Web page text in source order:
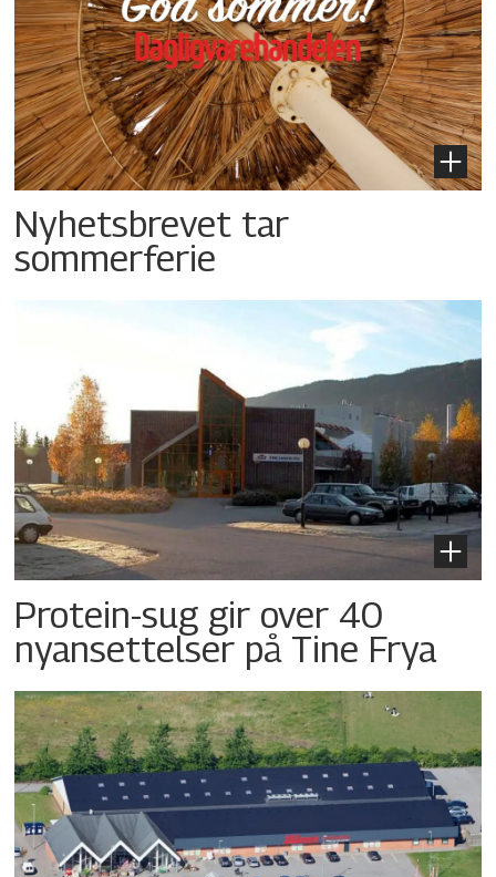
Nyhetsbrevet tar
sommerferie
Protein-sug gir over 40
nyansettelser på Tine Frya